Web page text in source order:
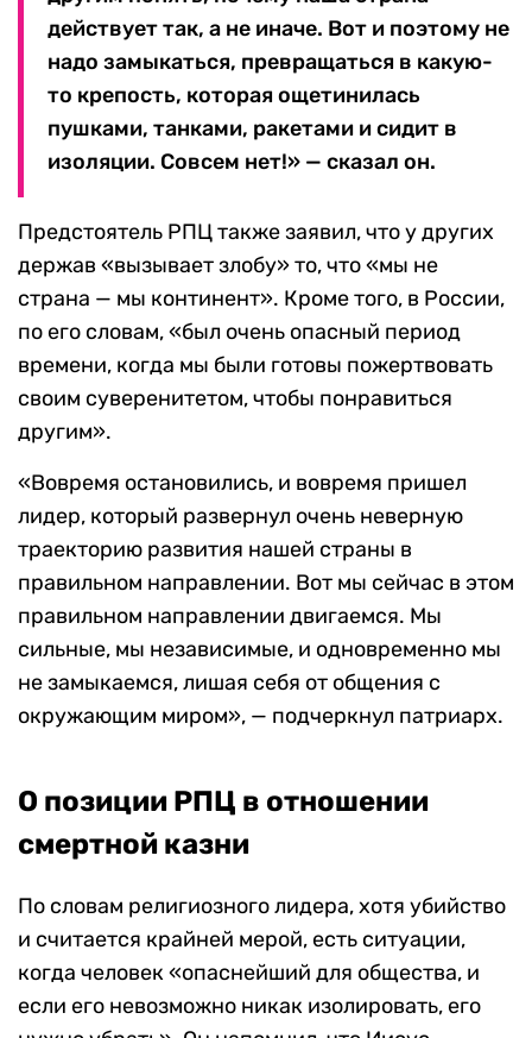
действует так, а не иначе. Вот и поэтому не
надо замыкаться, превращаться в какую-
то крепость, которая ощетинилась
пушками, танками, ракетами и сидит в
изоляции. Совсем нет!» — сказал он.
Предстоятель РПЦ также заявил, что у других
держав «вызывает злобу» то, что «мы не
страна — мы континент». Кроме того, в России,
по его словам, «был очень опасный период
времени, когда мы были готовы пожертвовать
своим суверенитетом, чтобы понравиться
другим».
«Вовремя остановились, и вовремя пришел
лидер, который развернул очень неверную
траекторию развития нашей страны в
правильном направлении. Вот мы сейчас в этом
правильном направлении двигаемся. Мы
сильные, мы независимые, и одновременно мы
не замыкаемся, лишая себя от общения с
окружающим миром», — подчеркнул патриарх.
О позиции РПЦ в отношении
смертной казни
По словам религиозного лидера, хотя убийство
и считается крайней мерой, есть ситуации,
когда человек «опаснейший для общества, и
если его невозможно никак изолировать, его